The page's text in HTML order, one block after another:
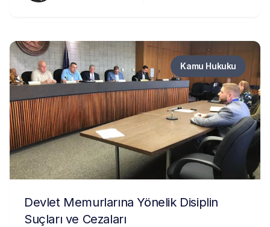
Kamu Hukuku
Devlet Memurlarına Yönelik Disiplin
Suçları ve Cezaları